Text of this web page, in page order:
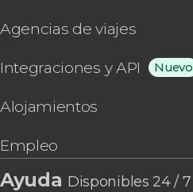
Agencias de viajes
Integraciones y API Nuevo
Alojamientos
Empleo
Ayuda Disponibles 24 / 7